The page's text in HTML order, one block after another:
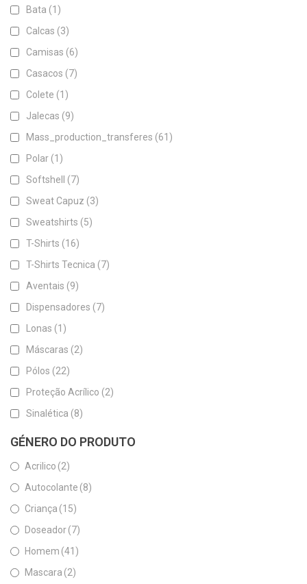
Bata (1)
Calcas (3)
Camisas (6)
Casacos (7)
Colete (1)
Jalecas (9)
Mass_production_transferes (61)
Polar (1)
Softshell
(7)
Sweat Capuz (3)
Sweatshirts (5)
T-Shirts (16)
T-Shirts Tecnica (7)
Aventais (9)
Dispensadores (7)
Lonas (1)
Máscaras (2)
Pólos (22)
Proteção Acrílico (2)
Sinalética (8)
GÉNERO DO PRODUTO
Acrilico (2)
Autocolante (8)
Criança (15)
Doseador(7)
Homem (41)
Mascara (2)